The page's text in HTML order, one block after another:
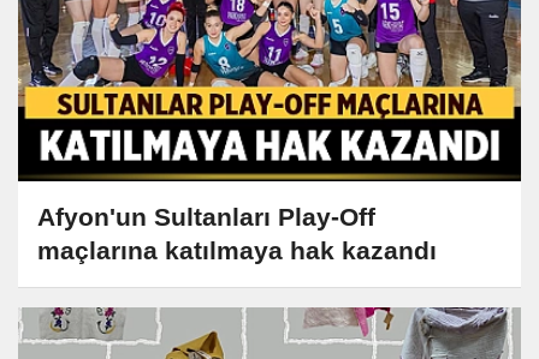
Afyon'un Sultanları Play-Off
maçlarına katılmaya hak kazandı